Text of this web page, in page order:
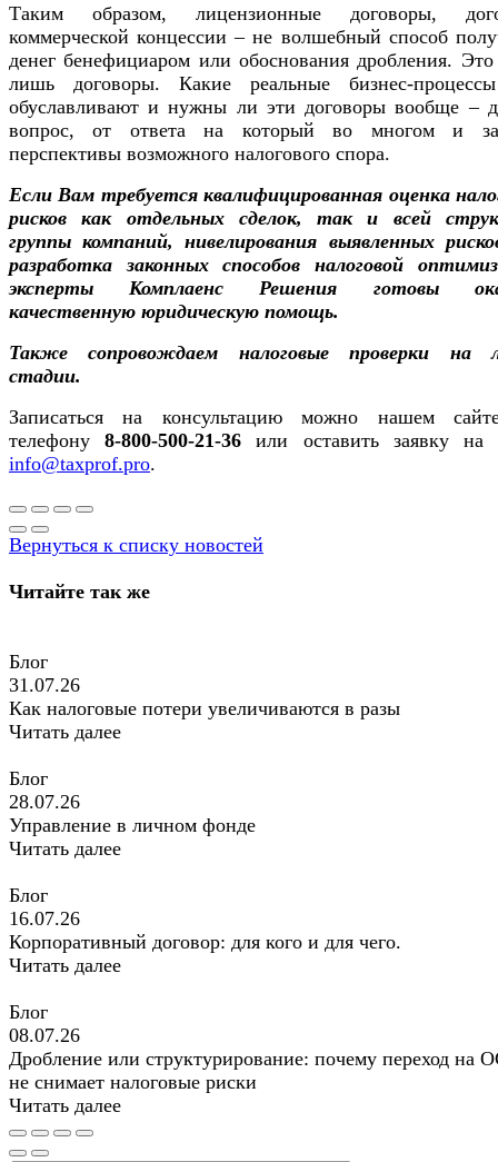
Таким образом, лицензионные договоры,
коммерческой концессии – не волшебный способ
денег бенефициаром или обоснования дробления. Это
лишь договоры. Какие реальные бизнес-
обуславливают и нужны ли эти договоры вообще –
вопрос, от ответа на который во многом и
перспективы возможного налогового спора.
Если Вам требуется квалифицированная оценка
рисков как отдельных сделок, так и всей
группы компаний, нивелирования выявленных
разработка законных способов налоговой
эксперты Комплаенс Решения готовы
качественную юридическую помощь.
Также сопровождаем налоговые проверки на
стадии.
Записаться на консультацию можно нашем
телефону8-800-500-21-36 или оставить заявку на
info@taxprof.pro.
Вернуться к списку новостей
Читайте так же
Блог
31.07.26
Как налоговые потери увеличиваются в разы
Читать далее
Блог
28.07.26
Управление в личном фонде
Читать далее
Блог
16.07.26
Корпоративный договор: для кого и для чего.
Читать далее
Блог
08.07.26
Дробление или структурирование: почему переход на
не снимает налоговые риски
Читать далее